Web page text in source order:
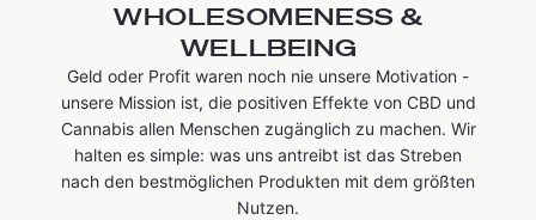
WHOLESOMENESS &
WELLBEING
Geld oder Profit waren noch nie unsere Motivation -
unsere Mission ist, die positiven Effekte von CBD und
Cannabis allen Menschen zugänglich zu machen. Wir
halten es simple: was uns antreibt ist das Streben
nach den bestmöglichen Produkten mit dem größten
Nutzen.